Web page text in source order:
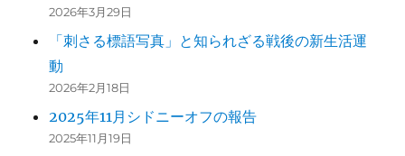
2026年3月29日
「刺さる標語写真」と知られざる戦後の新生活運
動
2026年2月18日
2025年11月シドニーオフの報告
2025年11月19日